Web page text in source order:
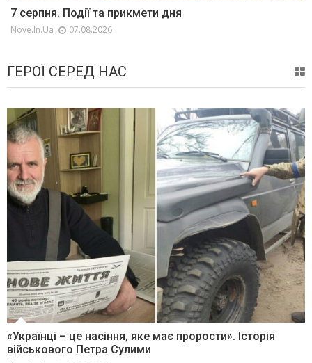
7 серпня. Події та прикмети дня
Nove.in.ua 07.08.2026
ГЕРОЇ СЕРЕД НАС
«Українці – це насіння, яке має прорости». Історія
військового Петра Сулими